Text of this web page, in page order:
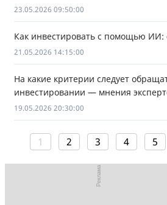
23.05.2026 09:50:00
Как инвестировать с помощью ИИ:
21.05.2026 14:15:00
На какие критерии следует
инвестировании — мнения
19.05.2026 20:30:00
1 2 3 4 5